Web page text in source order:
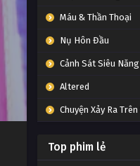
Máu & Thần Thoại
Nụ Hôn Đầu
Cảnh Sát Siêu Năng
Altered
Chuyện Xảy Ra
Top phim lẻ